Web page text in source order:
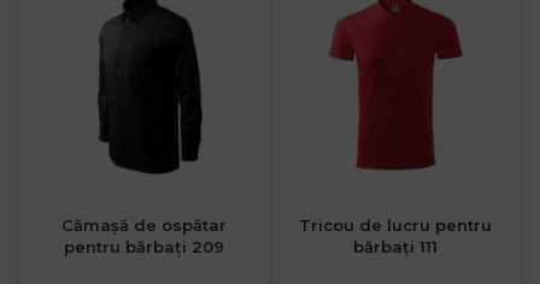
Cămașă de ospătar
pentru bărbați 209
Tricou de lucru pentru
bărbați 111